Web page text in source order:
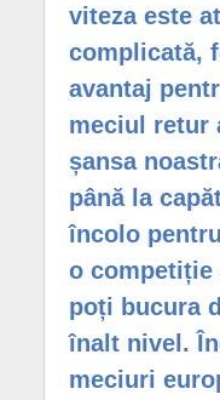
viteza este
complicată,
avantaj
meciul retur
șansa
până la
încolo
o competiție
poți bucura
înalt nivel.
meciuri